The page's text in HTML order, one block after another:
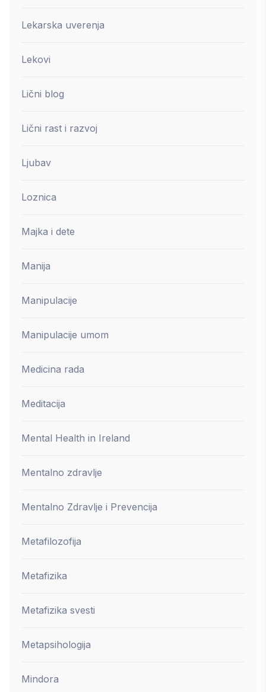
Lekarska uverenja
Lekovi
Lični blog
Lični rast i razvoj
Ljubav
Loznica
Majka i dete
Manija
Manipulacije
Manipulacije umom
Medicina rada
Meditacija
Mental Health in Ireland
Mentalno zdravlje
Mentalno Zdravlje i Prevencija
Metafilozofija
Metafizika
Metafizika svesti
Metapsihologija
Mindora